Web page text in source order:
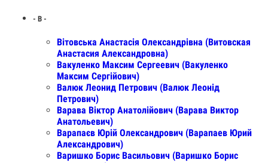
- В -
Вiтовська Анастасiя Олександрiвна (Витовская
Анастасия Александровна)
Вакуленко Максим Сергеевич (Вакуленко
Максим Сергійович)
Валюк Леонид Петрович (Валюк Леонід
Петрович)
Варава Віктор Анатолійович (Варава Виктор
Анатольевич)
Варапаєв Юрій Олександрович (Варапаев Юрий
Александрович)
Варишко Борис Васильович (Варишко Борис